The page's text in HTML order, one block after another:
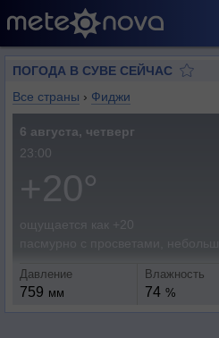
ПОГОДА В СУВЕ СЕЙЧАС
Все страны › Фиджи
6 августа, четверг
23:00
+20°
Давление
759 мм
Влажность
74 %